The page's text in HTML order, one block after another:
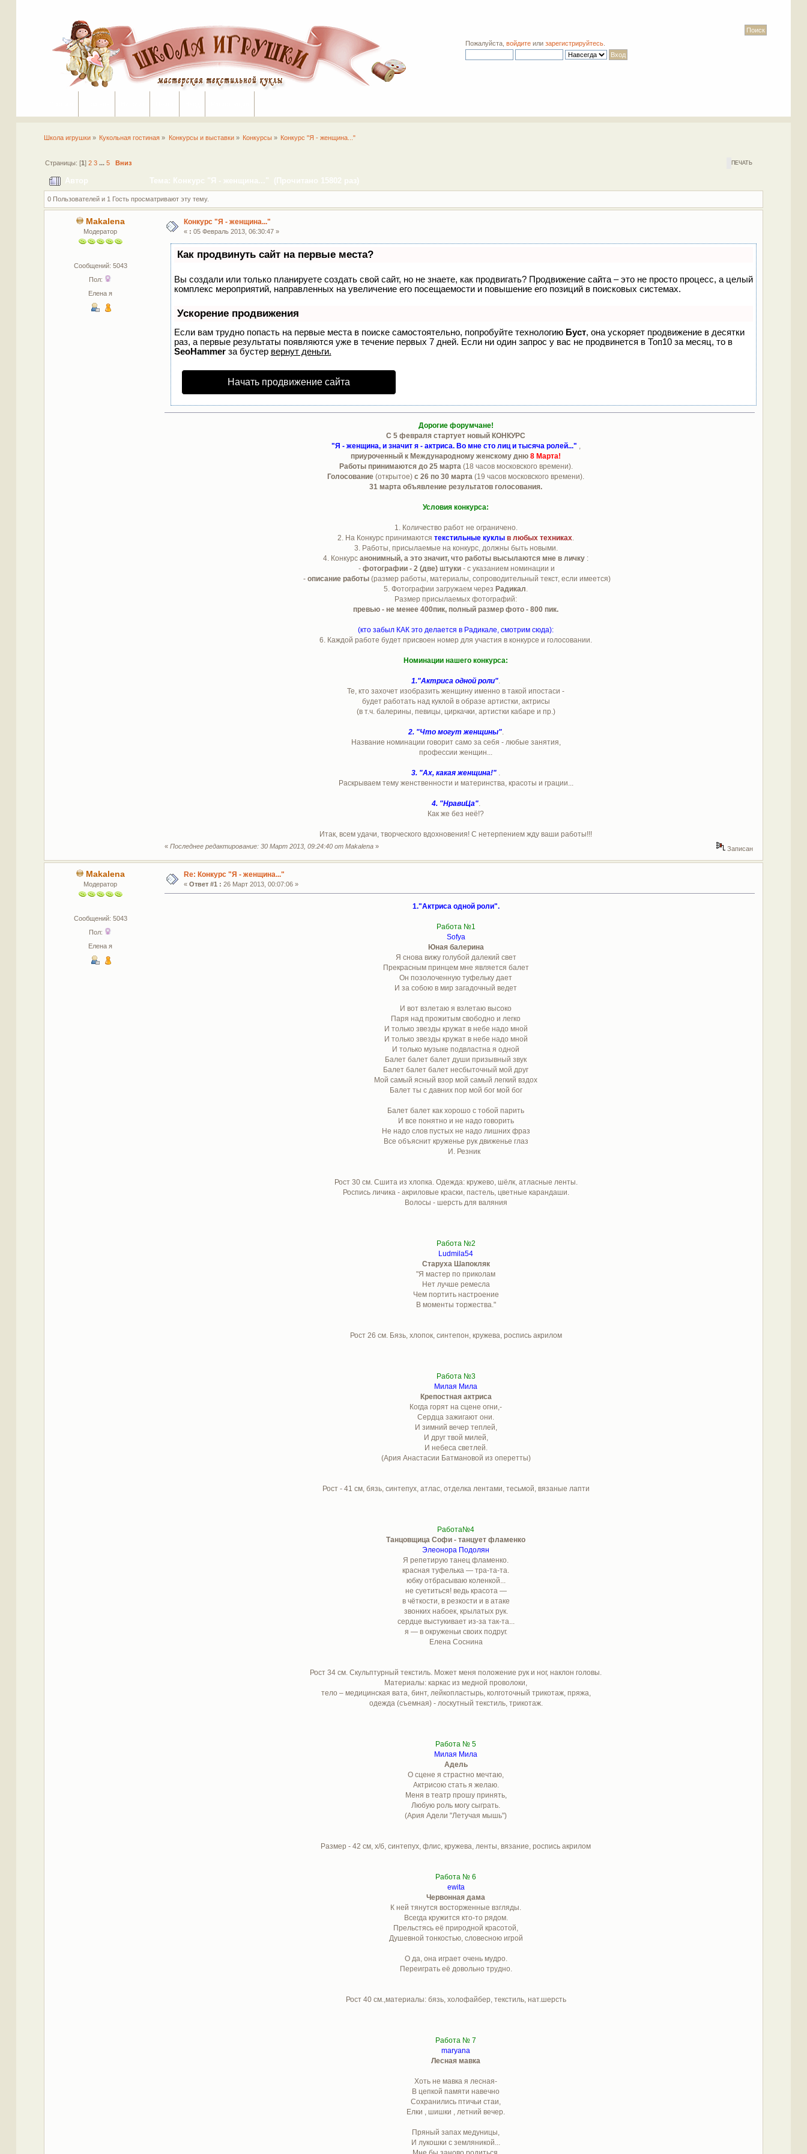
Пожалуйста,войдите илизарегистрируйтесь
Школа игрушки » Кукольная гостиная » Конкурсы и выставки» Конкурсы » Конкурс "Я - женщина..."
ПЕЧАТЬ
Страницы: [1]2 3 ...5 Вниз
Автор Тема: Конкурс "Я - женщина..." (Прочитано 15802 раз)
0 Пользователей и 1 Гость просматривают эту тему.
Makalena
Модератор
Сообщений: 5043
Пол:
Елена я
Конкурс "Я - женщина..."
« : 05 Февраль 2013, 06:30:47 »
Как продвинуть сайт на первые места?
Вы создали или только планируете создать свой сайт, но не знаете, как продвигать? Продвижение сайта – это не просто процесс, а целый
комплекс мероприятий, направленных на увеличение его посещаемости и повышение его позиций в поисковых системах.
Ускорение продвижения
Если вам трудно попасть на первые места в поиске самостоятельно, попробуйте технологию Буст, она ускоряет продвижение в десятки
раз, а первые результаты появляются уже в течение первых 7 дней. Если ни один запрос у вас не продвинется в Топ10 за месяц, то в
SeoHammerза бустер вернут деньги.
Начать продвижение сайта
Дорогие форумчане!
С 5 февраля стартует новый КОНКУРС
"Я - женщина, и значит я - актриса. Во мне сто лиц и тысяча ролей..."
приуроченный к Международному женскому дню8 Марта!
Работы принимаются до 25 марта (18 часов московского времени).
Голосование (открытое)с 26 по 30 марта(19 часов московского времени).
31 марта объявление результатов голосования.
Условия конкурса:
1. Количество работ не ограничено.
2. На Конкурс принимаютсятекстильные куклы в любых техниках
3. Работы, присылаемые на конкурс, должны быть новыми.
4. Конкурсанонимный, а это значит, что работы высылаются мне в личку :
-фотографии - 2 (две) штуки - с указанием номинации и
- описание работы(размер работы, материалы, сопроводительный текст, если имеется)
5. Фотографии загружаем черезРадикал
Размер присылаемых фотографий:
превью - не менее 400пик, полный размер фото - 800 пик.
(кто забыл КАК это делается в Радикале, смотрим сюда):
6. Каждой работе будет присвоен номер для участия в конкурсе и голосовании.
Номинации нашего конкурса:
1."Актриса одной роли"
Те, кто захочет изобразить женщину именно в такой ипостаси -
будет работать над куклой в образе артистки, актрисы
(в т.ч. балерины, певицы, циркачки, артистки кабаре и пр.)
2. "Что могут женщины".
Название номинации говорит само за себя - любые занятия,
профессии женщин...
3. "Ах, какая женщина!"
Раскрываем тему женственности и материнства, красоты и грации...
4. "НравиЦа".
Как же без неё!?
Итак, всем удачи, творческого вдохновения! С нетерпением жду ваши работы!!!
« Последнее редактирование: 30 Март 2013, 09:24:40 от Makalena» Записан
Makalena
Модератор
Сообщений: 5043
Пол:
Елена я
Re: Конкурс "Я - женщина..."
« Ответ #1 : 26 Март 2013, 00:07:06 »
1."Актриса одной роли".
Работа №1
Sofya
Юная балерина
Я снова вижу голубой далекий свет
Прекрасным принцем мне является балет
Он позолоченную туфельку дает
И за собою в мир загадочный ведет
И вот взлетаю я взлетаю высоко
Паря над прожитым свободно и легко
И только звезды кружат в небе надо мной
И только звезды кружат в небе надо мной
И только музыке подвластна я одной
Балет балет балет души призывный звук
Балет балет балет несбыточный мой друг
Мой самый ясный взор мой самый легкий вздох
Балет ты с давних пор мой бог мой бог
Балет балет как хорошо с тобой парить
И все понятно и не надо говорить
Не надо слов пустых не надо лишних фраз
Все объяснит круженье рук движенье глаз
И. Резник
Рост 30 см. Сшита из хлопка. Одежда: кружево, шёлк, атласные ленты.
Роспись личика - акриловые краски, пастель, цветные карандаши.
Волосы - шерсть для валяния
Работа №2
Ludmila54
Старуха Шапокляк
"Я мастер по приколам
Нет лучше ремесла
Чем портить настроение
В моменты торжества."
Рост 26 см. Бязь, хлопок, синтепон, кружева, роспись акрилом
Работа №3
Милая Мила
Крепостная актриса
Когда горят на сцене огни,-
Сердца зажигают они.
И зимний вечер теплей,
И друг твой милей,
И небеса светлей.
(Ария Анастасии Батмановой из оперетты)
Рост - 41 см, бязь, синтепух, атлас, отделка лентами, тесьмой, вязаные лапти
Работа№4
Танцовщица Софи - танцует фламенко
Элеонора Подолян
Я репетирую танец фламенко.
красная туфелька — тра-та-та.
юбку отбрасываю коленкой...
не суетиться! ведь красота —
в чёткости, в резкости и в атаке
звонких набоек, крылатых рук.
сердце выстукивает из-за так-та...
я — в окруженьи своих подруг.
Елена Соснина
Рост 34 см. Скульптурный текстиль. Может меня положение рук и ног, наклон головы.
Материалы: каркас из медной проволоки,
тело – медицинская вата, бинт, лейкопластырь, колготочный трикотаж, пряжа,
одежда (съемная) - лоскутный текстиль, трикотаж.
Работа № 5
Милая Мила
Адель
О сцене я страстно мечтаю,
Актрисою стать я желаю.
Меня в театр прошу принять,
Любую роль могу сыграть.
(Ария Адели "Летучая мышь")
Размер - 42 см, х/б, синтепух, флис, кружева, ленты, вязание, роспись акрилом
Работа № 6
ewita
Червонная дама
К ней тянутся восторженные взгляды.
Всегда кружится кто-то рядом.
Прельстясь её природной красотой,
Душевной тонкостью, словесною игрой
О да, она играет очень мудро.
Переиграть её довольно трудно.
Рост 40 см.,материалы: бязь, холофайбер, текстиль, нат.шерсть
Работа № 7
maryana
Лесная мавка
Хоть не мавка я лесная-
В цепкой памяти навечно
Сохранились птичьи стаи,
Елки , шишки , летний вечер.
Пряный запах медуницы,
И лукошки с земляникой...